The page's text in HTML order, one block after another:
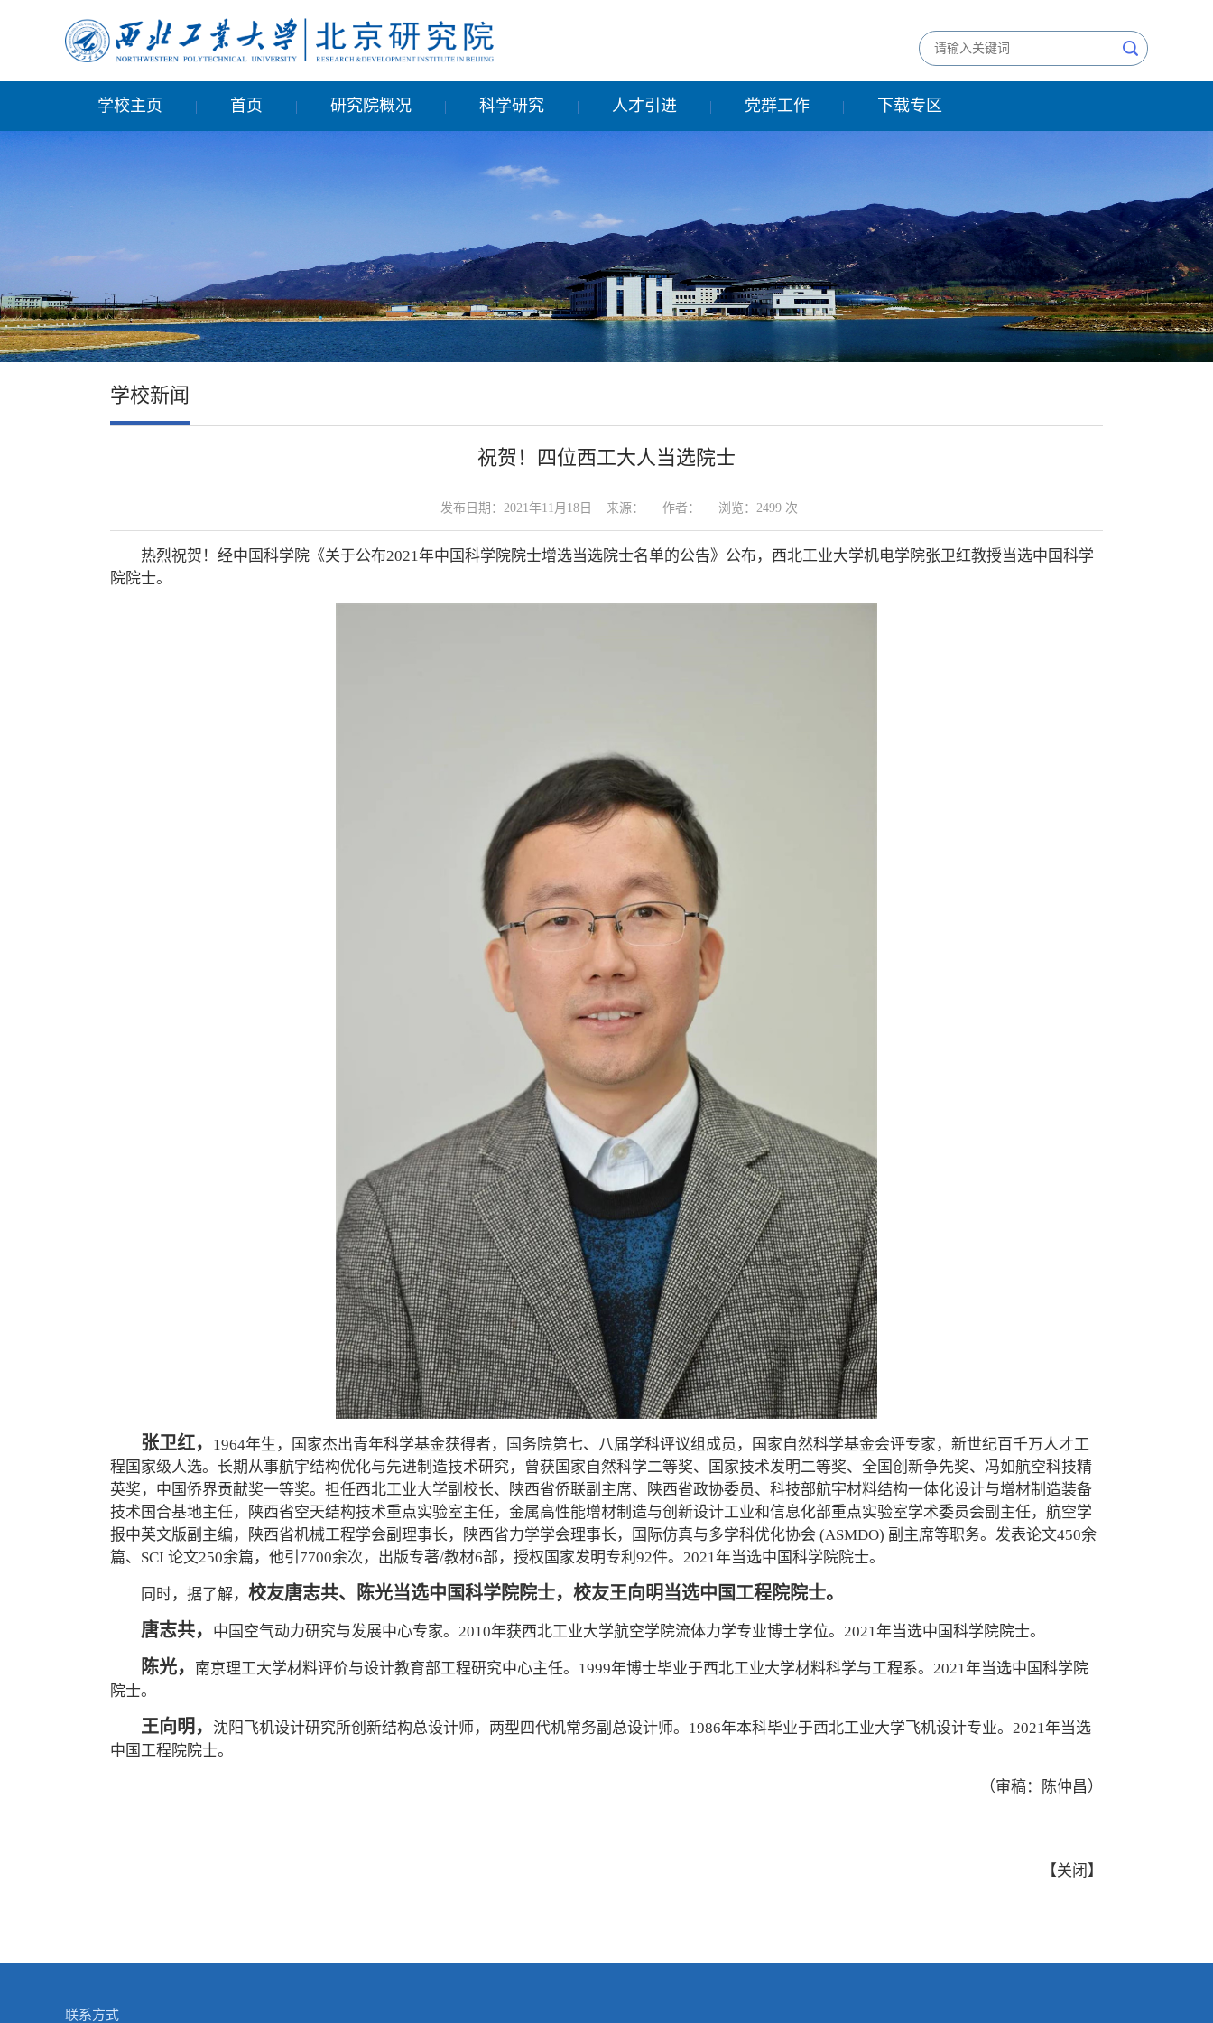
学校主页 | 首页 | 研究院概况 | 科学研究 | 人才引进 | 党群工作 | 下载专区
学校新闻
祝贺！四位西工大人当选院士
发布日期：2021年11月18日 来源： 作者： 浏览： 2499 次
热烈祝贺！经中国科学院《关于公布2021年中国科学院院士增选当选院士名单的公告》公布，西北工业大学机电学院张卫红教授当选中国科学
院院士。
张卫红，
1964年生，国家杰出青年科学基金获得者，国务院第七、八届学科评议组成员，国家自然科学基金会评专家，新世纪百千万人才工
程国家级人选。长期从事航宇结构优化与先进制造技术研究，曾获国家自然科学二等奖、国家技术发明二等奖、全国创新争先奖、冯如航空科技精
英奖，中国侨界贡献奖一等奖。担任西北工业大学副校长、陕西省侨联副主席、陕西省政协委员、科技部航宇材料结构一体化设计与增材制造装备
技术国合基地主任，陕西省空天结构技术重点实验室主任，金属高性能增材制造与创新设计工业和信息化部重点实验室学术委员会副主任，航空学
报中英文版副主编，陕西省机械工程学会副理事长，陕西省力学学会理事长，国际仿真与多学科优化协会 (ASMDO) 副主席等职务。发表论文450余
篇、SCI 论文250余篇，他引7700余次，出版专著/教材6部，授权国家发明专利92件。2021年当选中国科学院院士。
同时，据了解， 校友唐志共、陈光当选中国科学院院士，校友王向明当选中国工程院院士。
唐志共，
中国空气动力研究与发展中心专家。2010年获西北工业大学航空学院流体力学专业博士学位。2021年当选中国科学院院士。
陈光，
南京理工大学材料评价与设计教育部工程研究中心主任。1999年博士毕业于西北工业大学材料科学与工程系。2021年当选中国科学院
院士。
王向明，
沈阳飞机设计研究所创新结构总设计师，两型四代机常务副总设计师。1986年本科毕业于西北工业大学飞机设计专业。2021年当选
中国工程院院士。
（审稿：陈仲昌）
【关闭 】
联系方式